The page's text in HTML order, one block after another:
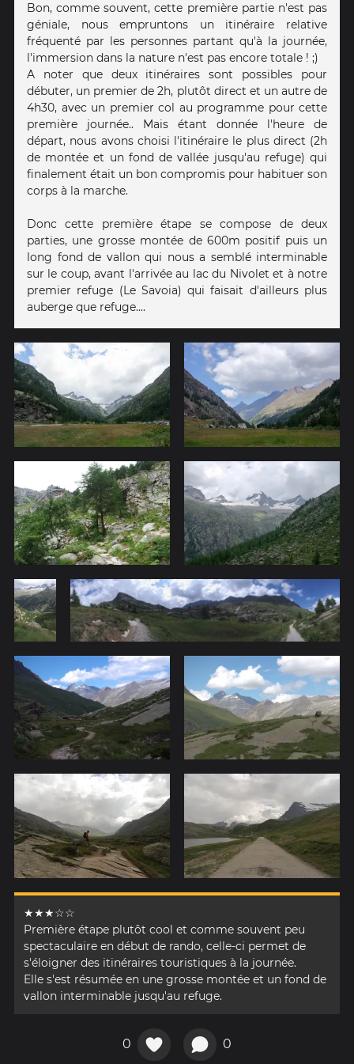
Bon, comme souvent, cette première partie n'est pas
géniale, nous empruntons un itinéraire relative
fréquenté par les personnes partant qu'à la journée,
l'immersion dans la nature n'est pas encore totale ! ;)
A noter que deux itinéraires sont possibles pour
débuter, un premier de 2h, plutôt direct et un autre de
4h30, avec un premier col au programme pour cette
première journée.. Mais étant donnée l'heure de
départ, nous avons choisi l'itinéraire le plus direct (2h
de montée et un fond de vallée jusqu'au refuge) qui
finalement était un bon compromis pour habituer son
corps à la marche.
Donc cette première étape se compose de deux
parties, une grosse montée de 600m positif puis un
long fond de vallon qui nous a semblé interminable
sur le coup, avant l'arrivée au lac du Nivolet et à notre
premier refuge (Le Savoia) qui faisait d'ailleurs plus
auberge que refuge....
★★★☆☆
Première étape plutôt cool et comme souvent peu
spectaculaire en début de rando, celle-ci permet de
s'éloigner des itinéraires touristiques à la journée.
Elle s'est résumée en une grosse montée et un fond de
vallon interminable jusqu'au refuge.
0 0